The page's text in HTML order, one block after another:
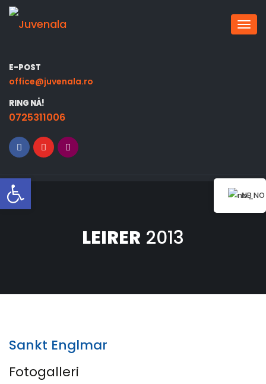
Åpne verktøylinjen
Bytt
E-POST
office@juvenala.ro
RING NÅ!
0725311006
LEIRER 2013
Sankt Englmar
Fotogalleri
NB